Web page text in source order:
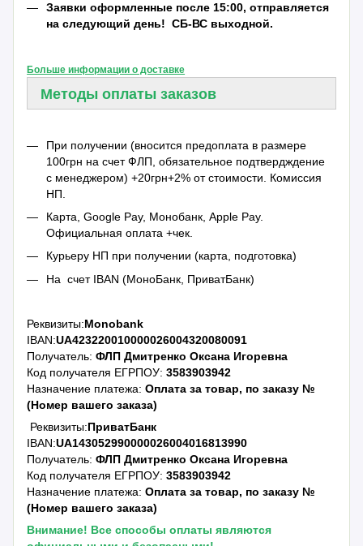
Заявки оформленные после 15:00, отправляется
на следующий день! СБ-ВС выходной.
Больше информации о доставке
Методы оплаты заказов
При получении (вносится предоплата в размере
100грн на счет ФЛП, обязательное подтвердждение
с менеджером) +20грн+2% от стоимости. Комиссия
НП.
Карта, Google Pay, Монобанк, Apple Pay.
Официальная оплата +чек.
Курьеру НП при получении (карта, подготовка)
На счет IBAN (МоноБанк, ПриватБанк)
Реквизиты:Monobank
IBAN:UA423220010000026004320080091
Получатель:ФЛП Дмитренко Оксана Игоревна
Код получателя ЕГРПОУ:3583903942
Назначение платежа:Оплата за товар, по заказу №
(Номер вашего заказа)
Реквизиты:ПриватБанк
IBAN:UA143052990000026004016813990
Получатель: ФЛП Дмитренко Оксана Игоревна
Код получателя ЕГРПОУ:3583903942
Назначение платежа:Оплата за товар, по заказу №
(Номер вашего заказа)
Внимание! Все способы оплаты являются